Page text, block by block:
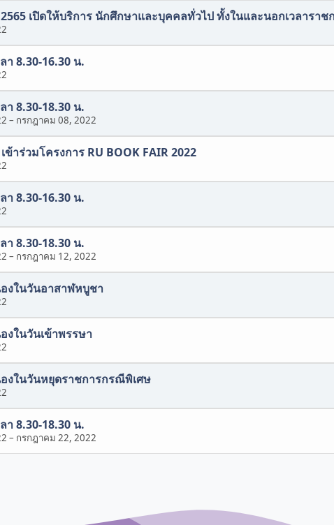
เปิดให้บริการ นักศึกษาและบุคคลทั่วไป ทั้งในและนอกเวลาราช
า 8.30-16.30 น.
า 8.30-18.30 น.
– กรกฎาคม 08, 2022
าร่วมโครงการ RU BOOK FAIR 2022
า 8.30-16.30 น.
า 8.30-18.30 น.
– กรกฎาคม 12, 2022
งในวันอาสาฬหบูชา
งในวันเข้าพรรษา
งในวันหยุดราชการกรณีพิเศษ
า 8.30-18.30 น.
– กรกฎาคม 22, 2022